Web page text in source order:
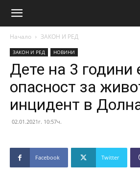
Начало ЗАКОН И РЕД
ЗАКОН И РЕД НОВИНИ
Дете на 3 години
опасност за
инцидент в
02.01.2021г. 10:57ч.
Facebook Twitter